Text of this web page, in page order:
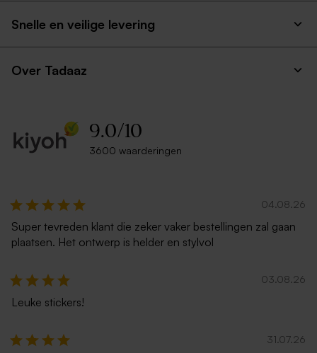
Snelle en veilige levering
Over Tadaaz
9.0/10
3600 waarderingen
04.08.26
Super tevreden klant die zeker vaker bestellingen zal gaan
plaatsen. Het ontwerp is helder en stylvol
03.08.26
Leuke stickers!
31.07.26